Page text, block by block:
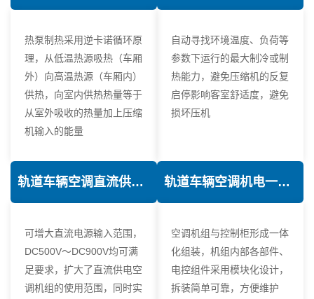
热泵制热采用逆卡诺循环原
理，从低温热源吸热（车厢
外）向高温热源（车厢内）
供热，向室内供热热量等于
从室外吸收的热量加上压缩
机输入的能量
自动寻找环境温度、负荷等
参数下运行的最大制冷或制
热能力，避免压缩机的反复
启停影响客室舒适度，避免
损坏压机
轨道车辆空调直流供电技术
可增大直流电源输入范围，
DC500V～DC900V均可满
足要求，扩大了直流供电空
调机组的使用范围，同时实
轨道车辆空调机电一体化技术
空调机组与控制柜形成一体
化组装，机组内部各部件、
电控组件采用模块化设计，
拆装简单可靠，方便维护